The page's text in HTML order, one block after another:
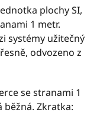
plochy SI,
1 metr.
systémy užitečný
odvozeno z
se stranami 1
běžná. Zkratka: